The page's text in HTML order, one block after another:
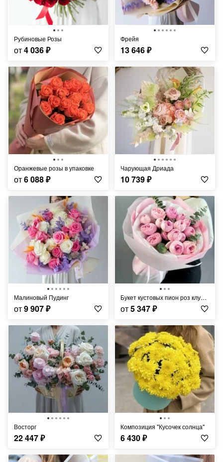
Рубиновые Розы
от4 036₽
фрейя
13 646₽
Оранжевые розы в упаковке
от6 088₽
Чарующая Дриада
10 739₽
Малиновый Пудинг
от9 907₽
Букет кустовых пион роз клубничный пломбир
от5 347₽
Восторг
22 447₽
Композиция "Кусочек солнца"
6 430₽